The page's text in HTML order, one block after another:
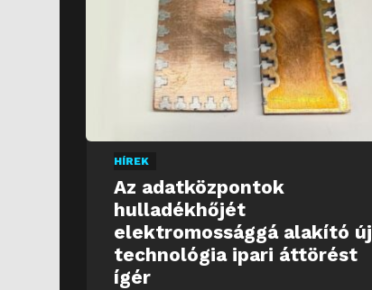
HÍREK
Az adatközpontok
hulladékhőjét
elektromossággá alakító új
technológia ipari áttörést
ígér